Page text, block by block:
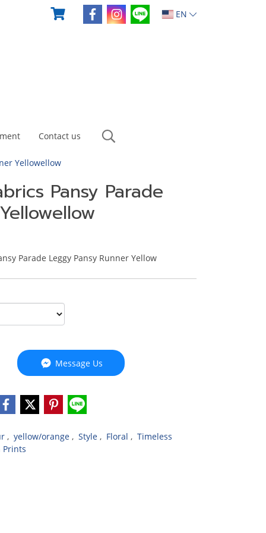
EN
Contact us
Yellowellow
Pansy Parade
Parade Leggy Pansy Runner Yellow
Message Us
, yellow/orange , Style , Floral , Timeless
Prints